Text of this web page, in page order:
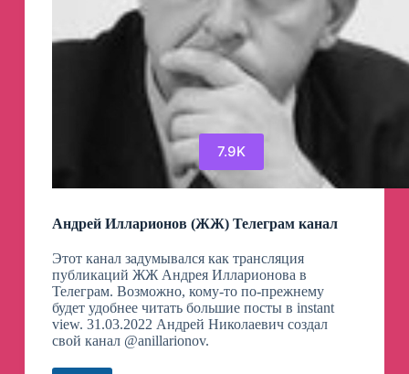
7.9K
Андрей Илларионов (ЖЖ) Телеграм канал
Этот канал задумывался как трансляция
публикаций ЖЖ Андрея Илларионова в
Телеграм. Возможно, кому-то по-прежнему
будет удобнее читать большие посты в instant
view. 31.03.2022 Андрей Николаевич создал
свой канал @anillarionov.